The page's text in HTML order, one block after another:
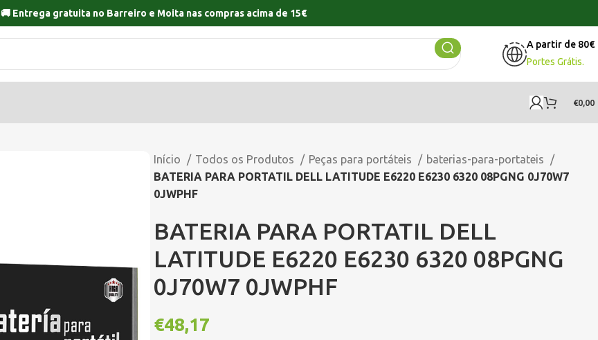
🚚 Entrega gratuita no Barreiro e Moita nas compras acima de 15€
A partir de 80€
Portes Grátis.
€0,00
Início Todos os Produtos Peças para portáteis
baterias-para-portateis
BATERIA PARA PORTATIL DELL LATITUDE E6220 E6230 6320 08PGNG 0J70W7
0JWPHF
BATERIA PARA PORTATIL DELL
LATITUDE E6220 E6230 6320 08PGNG
0J70W7 0JWPHF
€48,17